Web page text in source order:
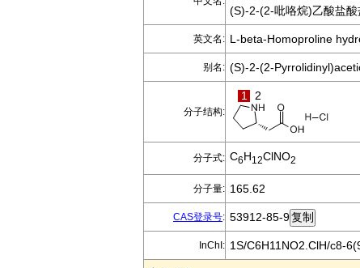
(S)-2-(2-吡咯烷)乙酸盐酸
英文名: L-beta-Homoproline
别名: (S)-2-(2-
分子结构:
1 2
分子式: C6H12ClNO2
分子量: 165.62
CAS登录号: 53912-85-9
InChI: 1S/C6H11NO2.ClH/c8-